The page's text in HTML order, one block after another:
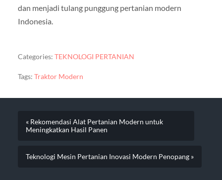
dan menjadi tulang punggung pertanian modern
Indonesia.
Categories: TEKNOLOGI PERTANIAN
Tags: Traktor Modern
« Rekomendasi Alat Pertanian Modern untuk
Meningkatkan Hasil Panen
Teknologi Mesin Pertanian Inovasi Modern Penopang »